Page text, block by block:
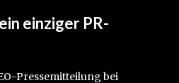
einziger PR-
Pressemitteilung bei